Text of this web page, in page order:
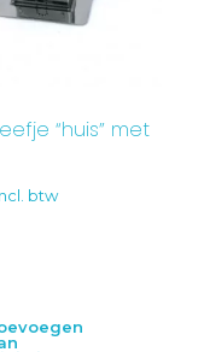
“huis” met
btw